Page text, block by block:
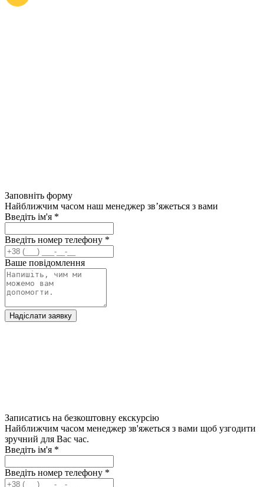
Заповніть форму
Найближчим часом наш менеджер зв’яжеться з вами
Введіть ім'я *
Введіть номер телефону *
Ваше повідомлення
Надіслати заявку
Записатись на безкоштовну екскурсію
Найближчим часом менеджер зв'яжеться з вами щоб узгодити
зручний для Вас час.
Введіть ім'я *
Введіть номер телефону *